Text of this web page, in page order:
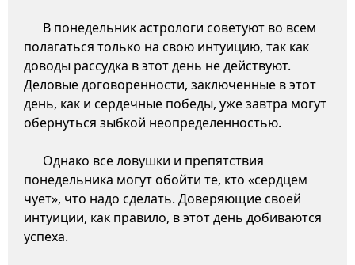
В понедельник астрологи советуют во всем
полагаться только на свою интуицию, так как
доводы рассудка в этот день не действуют.
Деловые договоренности, заключенные в этот
день, как и сердечные победы, уже завтра могут
обернуться зыбкой неопределенностью.
Однако все ловушки и препятствия
понедельника могут обойти те, кто «сердцем
чует», что надо сделать. Доверяющие своей
интуиции, как правило, в этот день добиваются
успеха.